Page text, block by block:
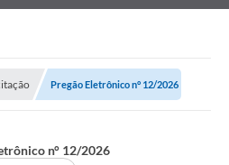
Pregão Eletrônico n° 12/2026
n° 12/2026